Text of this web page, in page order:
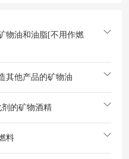
物油和油脂[不用作燃
其他产品的矿物油
剂的矿物酒精
料